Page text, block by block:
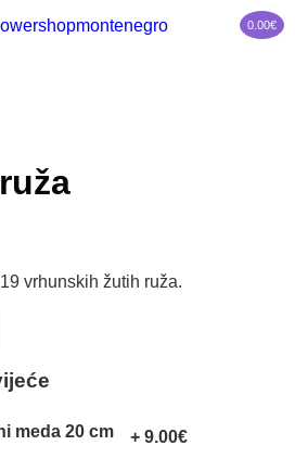
0.00€
vrhunskih žutih ruža.
meda 20 cm + 9.00€